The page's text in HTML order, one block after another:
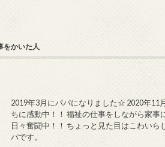
をかいた人
2019年3月にパパになりました☆ 2020年
ちに感動中！！ 福祉の仕事をしながら家
日々奮闘中！！ ちょっと見た目はこわい
パです。